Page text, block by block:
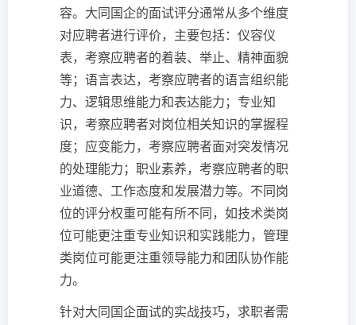
容。大同国企的面试评分通常从多个维度
对应聘者进行评价，主要包括：仪容仪
表，考察应聘者的着装、举止、精神面貌
等；语言表达，考察应聘者的语言组织能
力、逻辑思维能力和表达能力；专业知
识，考察应聘者对岗位相关知识的掌握程
度；应变能力，考察应聘者面对突发情况
的处理能力；职业素养，考察应聘者的职
业道德、工作态度和发展潜力等。不同岗
位的评分权重可能有所不同，如技术类岗
位可能更注重专业知识和实践能力，管理
类岗位可能更注重领导能力和团队协作能
力。
针对大同国企面试的实战技巧，求职者需